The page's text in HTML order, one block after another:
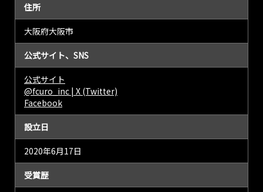
住所
大阪府大阪市
公式サイト、SNS
公式サイト
@fcuro_inc | X (Twitter)
Facebook
設立日
2020年6月17日
受賞歴